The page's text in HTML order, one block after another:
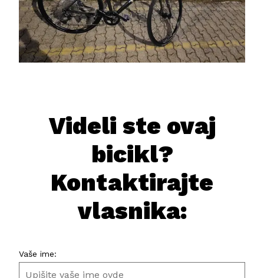
Videli ste ovaj
bicikl?
Kontaktirajte
vlasnika:
Vaše ime: